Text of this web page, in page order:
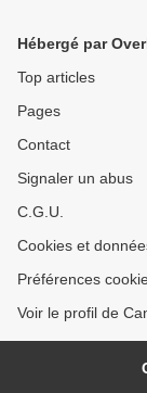
Hébergé par
Top articles
Pages
Contact
Signaler un abus
C.G.U.
Cookies et
Préférences
Voir le profil de